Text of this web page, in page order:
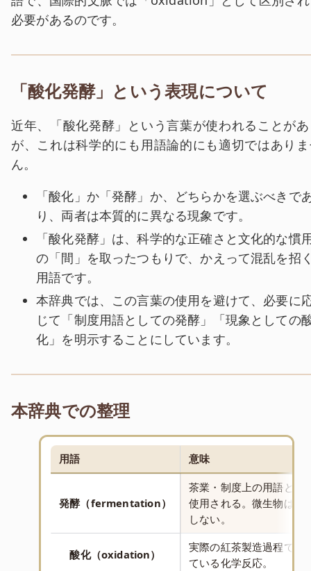
必要があるのです。
「酸化発酵」という表現について
近年、「酸化発酵」という言葉が使われることが
が、これは科学的にも用語論的にも適切ではあり
ん。
「酸化」か「発酵」か、どちらかを選ぶべきで
り、両者は本質的に異なる現象です。
「酸化発酵」は、科学的な正確さと文化的な慣
の「間」を取ったつもりで、かえって混乱を招
用語です。
本辞典では、この言葉の使用を避けて、必要に
じて「制度用語としての発酵」「現象としての
化」を明示することにしています。
本辞典での整理
用語 意味
発酵（fermentation）
茶業・制度上の用語とし
使用される。微生物は関
しない。
酸化（oxidation）
実際の紅茶製造過程で起
ている化学反応。